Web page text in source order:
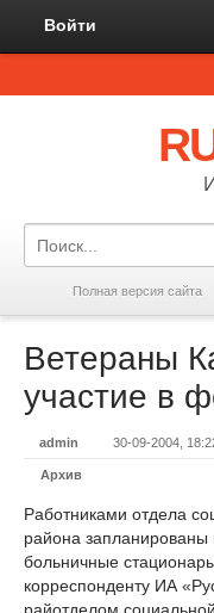
Войти
Полная версия сайта
Ветераны
участие в
admin 30-09-2004,
Архив
Работниками отдела
района
больничные
корреспонденту ИА